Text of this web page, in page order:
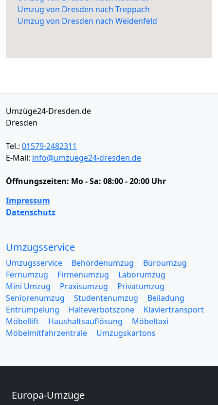
Umzug von Dresden nach Treppach
Umzug von Dresden nach Weidenfeld
Umzüge24-Dresden.de
Dresden
Tel.: 01579-2482311
E-Mail: info@umzuege24-dresden.de
Öffnungszeiten: Mo - Sa: 08:00 - 20:00 Uhr
Impressum
Datenschutz
Umzugsservice
Umzugsservice Behördenumzug
Büroumzug
Fernumzug
Firmenumzug
Laborumzug
Mini Umzug
Praxisumzug
Privatumzug
Seniorenumzug
Studentenumzug
Beiladung
Entrümpelung
Halteverbotszone
Klaviertransport
Möbellift
Haushaltsauflösung
Möbeltaxi
Möbelmitfahrzentrale
Umzugskartons
Europa-Umzüge